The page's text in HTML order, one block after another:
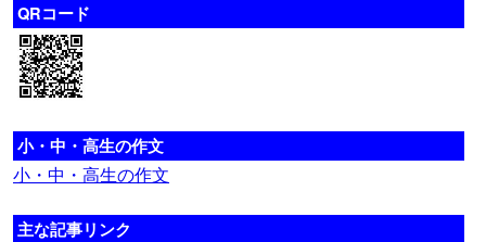
QRコード
小・中・高生の作文
小・中・高生の作文
主な記事リンク